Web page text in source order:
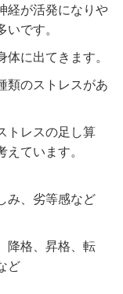
経が活発になりや
です。
に出てきます。
類のストレスがあ
トレスの足し算
ています。
み、劣等感など
降格、昇格、転
ど